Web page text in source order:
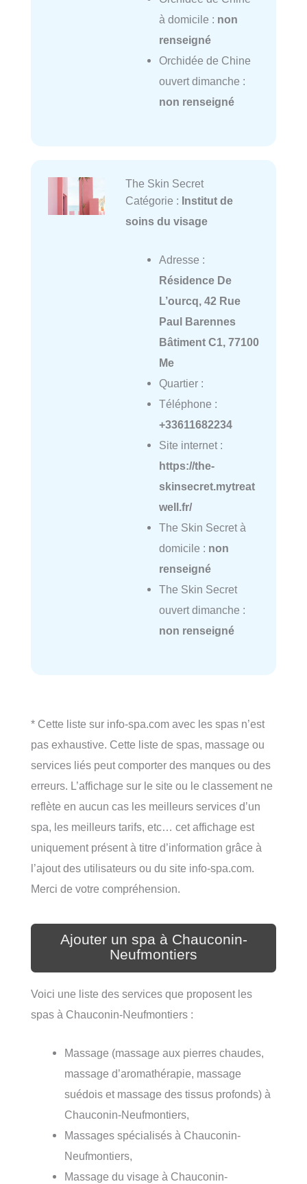
à domicile : non
renseigné
Orchidée de Chine
ouvert dimanche :
non renseigné
The Skin Secret
Catégorie : Institut de
soins du visage
Adresse :
Résidence De
L’ourcq, 42 Rue
Paul Barennes
Bâtiment C1, 77100
Me
Quartier :
Téléphone :
+33611682234
Site internet :
https://the-
skinsecret.mytreat
well.fr/
The Skin Secret à
domicile : non
renseigné
The Skin Secret
ouvert dimanche :
non renseigné
* Cette liste sur info-spa.com avec les spas n’est
pas exhaustive. Cette liste de spas, massage ou
services liés peut comporter des manques ou des
erreurs. L’affichage sur le site ou le classement ne
reflète en aucun cas les meilleurs services d’un
spa, les meilleurs tarifs, etc… cet affichage est
uniquement présent à titre d’information grâce à
l’ajout des utilisateurs ou du site info-spa.com.
Merci de votre compréhension.
Ajouter un spa à Chauconin-
Neufmontiers
Voici une liste des services que proposent les
spas à Chauconin-Neufmontiers :
Massage (massage aux pierres chaudes,
massage d’aromathérapie, massage
suédois et massage des tissus profonds) à
Chauconin-Neufmontiers,
Massages spécialisés à Chauconin-
Neufmontiers,
Massage du visage à Chauconin-